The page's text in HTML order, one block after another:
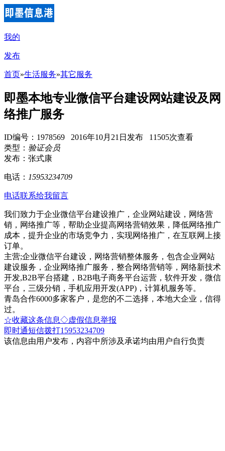
我的
发布
首页»生活服务»其它服务
即墨本地专业微信平台建设网站建设及网
络推广服务
ID编号：1978569 2016年10月21日发布 11505次查看
类型： 验证会员
发布：张式康
电话： 15953234709
电话联系给我留言
我们致力于企业微信平台建设推广，企业网站建设，网络营
销，网络推广等，帮助企业提高网络营销效果，降低网络推广
成本，提升企业的市场竞争力，实现网络推广，在互联网上接
订单。
主营;企业微信平台建设，网络营销整体服务，包含企业网站
建设服务，企业网络推广服务，整合网络营销等，网络新技术
开发,B2B平台搭建，B2B电子商务平台运营，软件开发，微信
平台，三级分销，手机应用开发(APP)，计算机服务等。
青岛合作6000多家客户，是您的不二选择，本地大企业，信得
过。
☆收藏这条信息◇虚假信息举报
即时通短信拨打15953234709
该信息由用户发布，内容中所涉及承诺均由用户自行负责